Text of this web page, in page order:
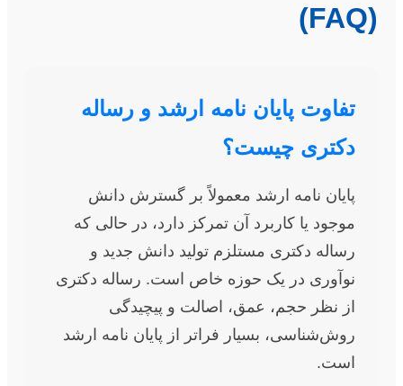
(FAQ)
تفاوت پایان نامه ارشد و رساله
دکتری چیست؟
پایان نامه ارشد معمولاً بر گسترش دانش
موجود یا کاربرد آن تمرکز دارد، در حالی که
رساله دکتری مستلزم تولید دانش جدید و
نوآوری در یک حوزه خاص است. رساله دکتری
از نظر حجم، عمق، اصالت و پیچیدگی
روش‌شناسی، بسیار فراتر از پایان نامه ارشد
است.